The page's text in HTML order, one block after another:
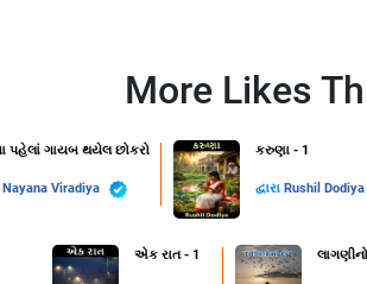
More Likes
પહેલાં ગાયબ થયેલ છોકરો
Nayana Viradiya
કરુણા - 1
દ્વારા Rushil Dodiya
એક રાત - 1